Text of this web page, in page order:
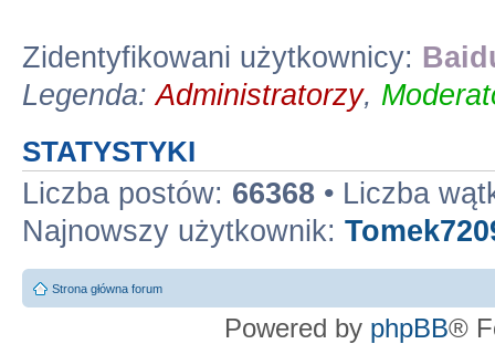
Zidentyfikowani użytkownicy:
Legenda:Administratorzy,
STATYSTYKI
Liczba postów: 66368 • Liczba
Najnowszy użytkownik:
Strona główna forum
Powered by phpBB®